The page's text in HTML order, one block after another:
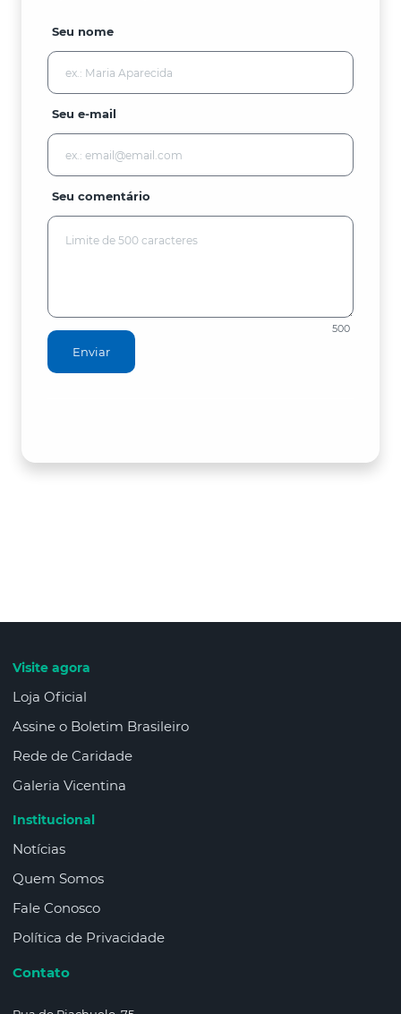
Seu nome
Seu e-mail
Seu comentário
500
Enviar
Visite agora
Loja Oficial
Assine o Boletim Brasileiro
Rede de Caridade
Galeria Vicentina
Institucional
Notícias
Quem Somos
Fale Conosco
Política de Privacidade
Contato